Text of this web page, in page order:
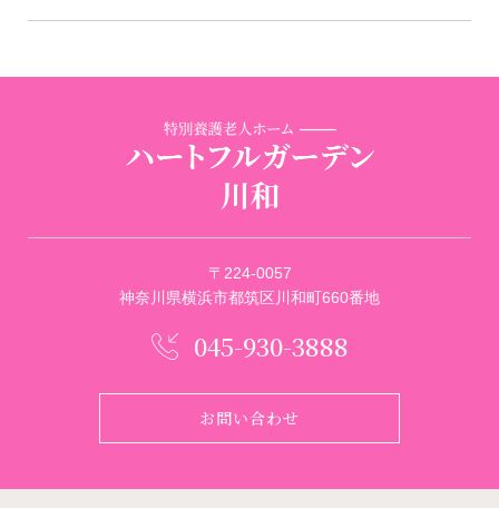
〒224-0057
神奈川県横浜市都筑区川和町660番地
045-930-3888
お問い合わせ